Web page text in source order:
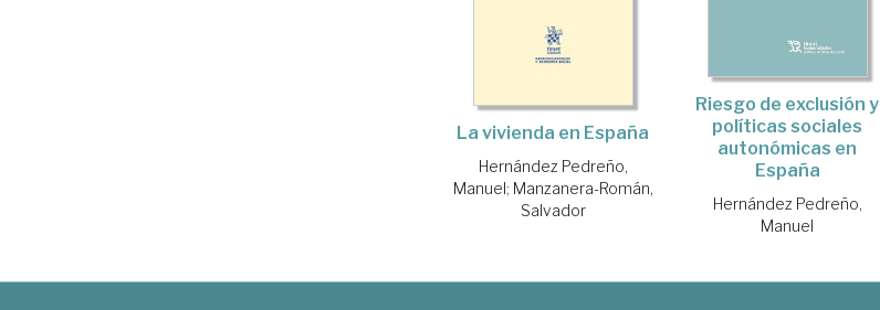
La vivienda en España
Hernández Pedreño,
Manuel; Manzanera-Román,
Salvador
Riesgo de exclusión y
políticas sociales
autonómicas en
España
Hernández Pedreño,
Manuel